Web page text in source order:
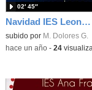
Navidad IES Leonardo Da Vinci 2425
Contenido educativo.
subido por M. Dolores G.
02′ 45″
-hace un año- 24